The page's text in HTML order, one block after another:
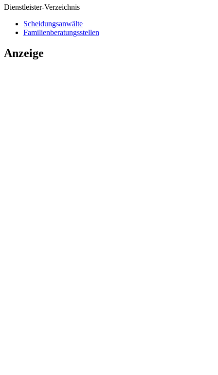
Dienstleister-Verzeichnis
Scheidungsanwälte
Familienberatungsstellen
Anzeige